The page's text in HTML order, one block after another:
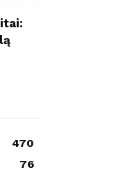
470
76